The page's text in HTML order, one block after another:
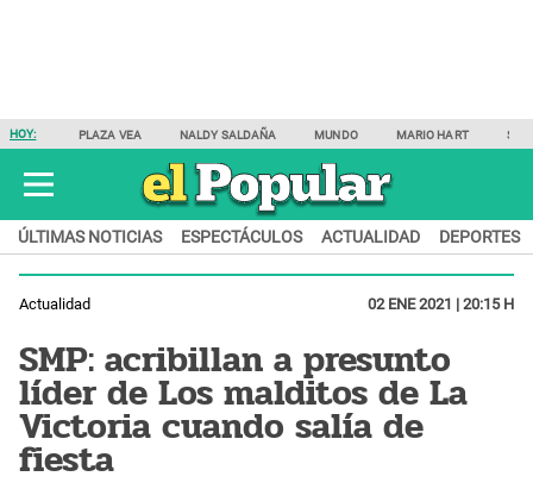
HOY: PLAZA VEA NALDY SALDAÑA MUNDO MARIO HART
ÚLTIMAS NOTICIAS ESPECTÁCULOS ACTUALIDAD DEPORTES
Actualidad 02 ENE 2021 | 20:15 H
SMP: acribillan a presunto
líder de Los malditos de La
Victoria cuando salía de
fiesta